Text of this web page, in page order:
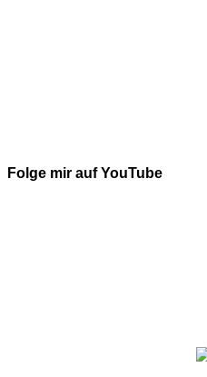
Folge mir auf YouTube